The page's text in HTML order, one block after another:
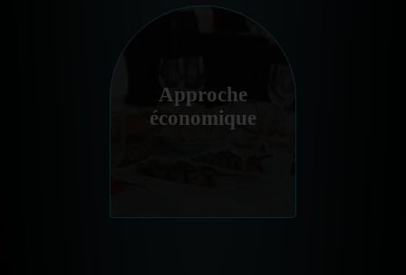
Approche
économique
Service Fiable
Une qualité de service sans